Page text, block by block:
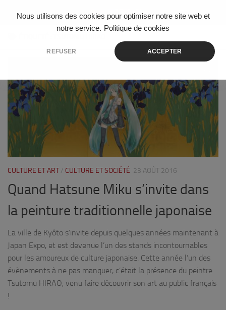
Nous utilisons des cookies pour optimiser notre site web et
notre service. Politique de cookies
REFUSER ACCEPTER
Skip to content
CULTURE ET ART / CULTURE ET SOCIÉTÉ 23 AOÛT 2016
Quand Hatsune Miku s’invite dans
la peinture traditionnelle japonaise
La ville de Kyôto s’invite depuis quelques années maintenant à
Japan Expo, et est devenue l’un des stands incontournables
pour les amoureux de culture japonaise. Cette année l’un des
évènements à ne pas manquer, c’était la présence du peintre
Tsutomu HIRAO, venu faire découvrir son art au public français
!